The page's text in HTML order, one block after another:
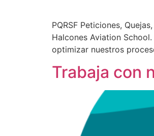
PQRSF Peticiones,
Halcones Aviation
optimizar nuestros
Trabaja con